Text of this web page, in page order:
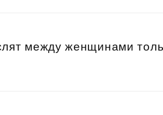
между женщинами